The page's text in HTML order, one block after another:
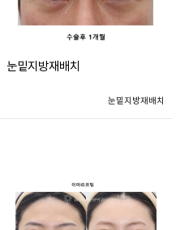
눈밑지방재배치
눈밑지방재배치